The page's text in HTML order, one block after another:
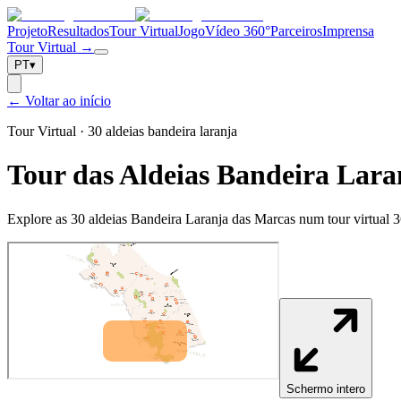
ProjetoResultadosTour VirtualJogoVídeo 360°ParceirosImprensa
Tour Virtual →
PT▾
← Voltar ao início
Tour Virtual · 30 aldeias bandeira laranja
Tour das Aldeias Bandeira
Explore as 30 aldeias Bandeira Laranja das Marcas num tour virtual
Schermo intero